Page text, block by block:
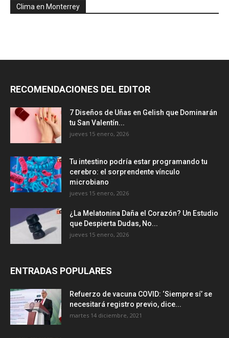
Clima en Monterrey
RECOMENDACIONES DEL EDITOR
7 Diseños de Uñas en Gelish que Dominarán
tu San Valentín...
jueves 15 enero, 2026
Tu intestino podría estar programando tu
cerebro: el sorprendente vínculo
microbiano
jueves 15 enero, 2026
¿La Melatonina Daña el Corazón? Un Estudio
que Despierta Dudas, No...
jueves 15 enero, 2026
ENTRADAS POPULARES
Refuerzo de vacuna COVID: ‘Siempre sí’ se
necesitará registro previo, dice...
martes 14 diciembre, 2021